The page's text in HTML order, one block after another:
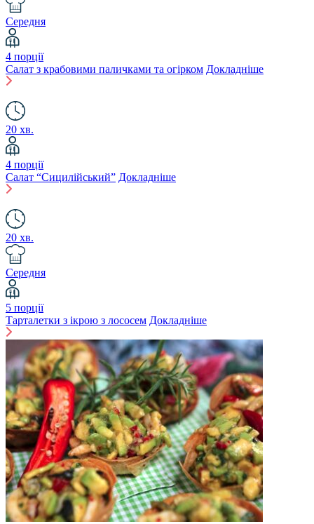
Середня
4 порції
Салат з крабовими паличками та огірком Докладніше
20 хв.
4 порції
Салат “Сицилійський” Докладніше
20 хв.
Середня
5 порції
Тарталетки з ікрою з лососем Докладніше